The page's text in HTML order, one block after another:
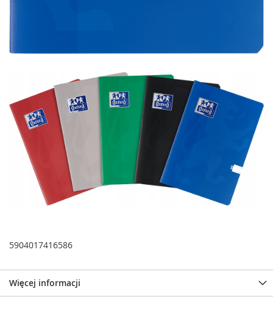
5904017416586
Więcej informacji